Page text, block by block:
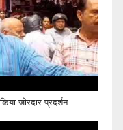
जोरदार प्रदर्शन